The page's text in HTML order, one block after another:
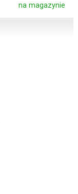
na magazynie